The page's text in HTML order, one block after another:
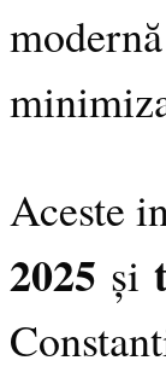
Aceste
2025 și